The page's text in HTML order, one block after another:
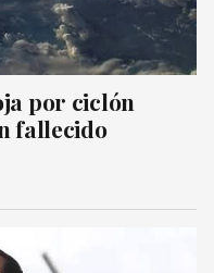
por ciclón
fallecido